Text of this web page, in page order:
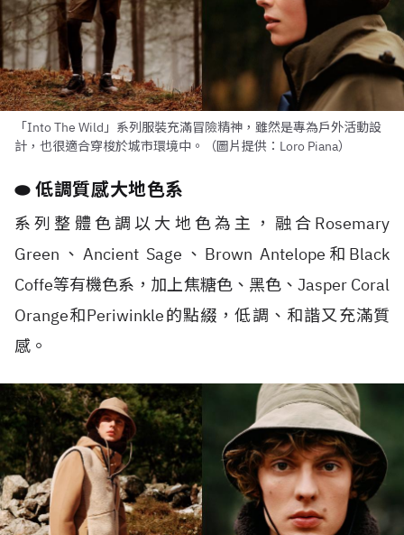
「Into The Wild」系列服裝充滿冒險精神，雖然是專為戶外活動設
計，也很適合穿梭於城市環境中。（圖片提供：Loro Piana）
⬬ 低調質感大地色系
系列整體色調以大地色為主，融合Rosemary
Green、Ancient Sage、Brown Antelope和Black
Coffe等有機色系，加上焦糖色、黑色、Jasper Coral
Orange和Periwinkle的點綴，低調、和諧又充滿質
感。